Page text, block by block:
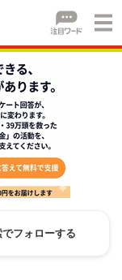
フォローする